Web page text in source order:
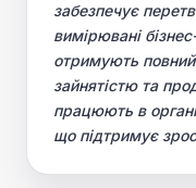
забезпечує
вимірювані
отримують
зайнятістю та
працюють в
що підтримує